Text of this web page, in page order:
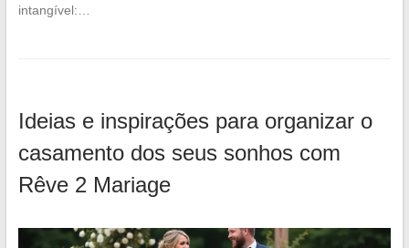
intangível:…
Ideias e inspirações para organizar o
casamento dos seus sonhos com
Rêve 2 Mariage